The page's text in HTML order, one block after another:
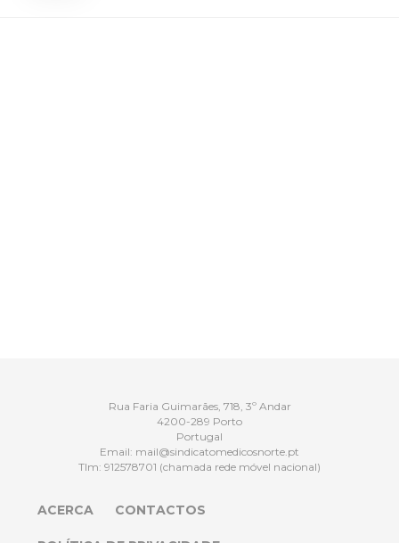
Rua Faria Guimarães, 718, 3º Andar
4200-289 Porto
Portugal
Email: mail@sindicatomedicosnorte.pt
Tlm: 912578701 (chamada rede móvel nacional)
ACERCA CONTACTOS